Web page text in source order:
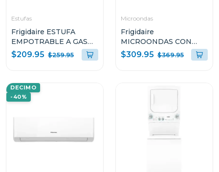
Estufas
Frigidaire ESTUFA
EMPOTRABLE A GAS
DE 30" CON 5
QUEMADORES
$209.95 $259.95
Microondas
Frigidaire
MICROONDAS CON
EXTRACTOR DE 1.8P³
1000W S1846BS
$309.95 $369.95
DECIMO
-40%